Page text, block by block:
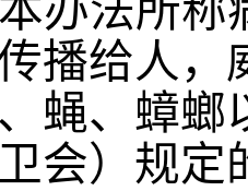
本办法所称
播给人，
蝇、蟑螂
会）规定